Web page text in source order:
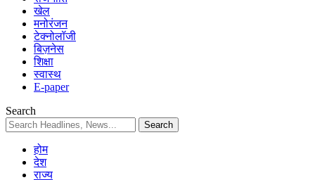
खेल
मनोरंजन
टेक्नोलॉजी
बिज़नेस
शिक्षा
स्वास्थ
E-paper
Search
होम
देश
राज्य